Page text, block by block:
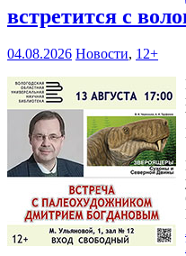
встретится с
04.08.2026 Новости, 12+